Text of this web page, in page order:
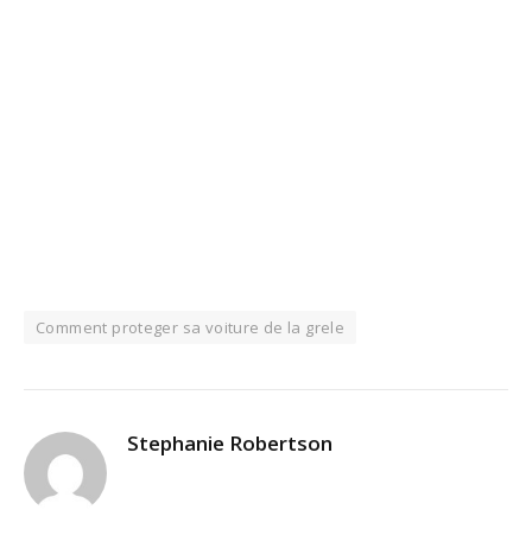
Comment proteger sa voiture de la grele
Stephanie Robertson